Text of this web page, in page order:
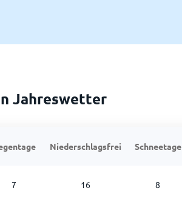
Jahreswetter
Niederschlagsfrei Schneetage
7 16 8